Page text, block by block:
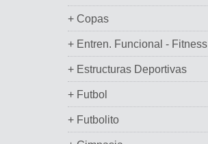
+ Copas
+ Entren. Funcional - Fitness
+ Estructuras Deportivas
+ Futbol
+ Futbolito